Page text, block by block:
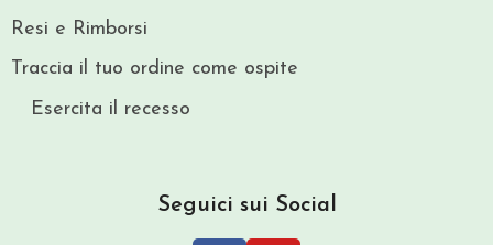
Resi e Rimborsi
Traccia il tuo ordine come ospite
Esercita il recesso
Seguici sui Social